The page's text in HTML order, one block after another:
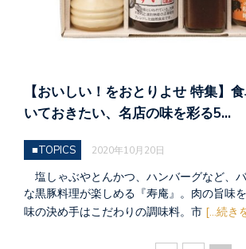
【おいしい！をおとりよせ 特集】
いておきたい、名店の味を彩る5…
■TOPICS 2020年10月20日
塩しゃぶやとんかつ、ハンバーグなど、
な黒豚料理が楽しめる『寿庵』。肉の旨味を
味の決め手はこだわりの調味料。市 [...続き